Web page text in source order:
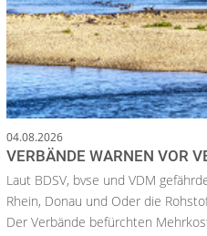
04.08.2026
VERBÄNDE WARNEN VOR
Laut BDSV, bvse und VDM
Rhein, Donau und Oder die
Der Verbände befürchten